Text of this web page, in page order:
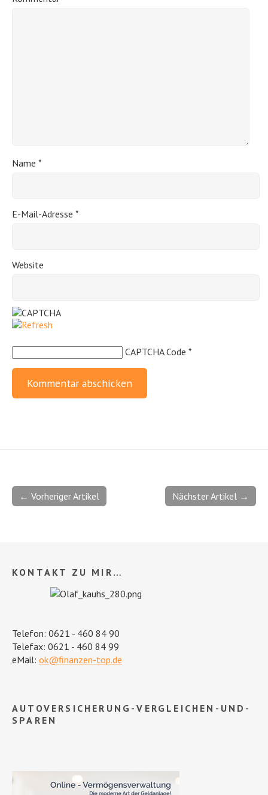
Name *
E-Mail-Adresse *
Website
CAPTCHA Code *
Nächster Artikel →
← Vorheriger Artikel
KONTAKT ZU MIR…
Telefon: 0621 - 460 84 90
Telefax: 0621 - 460 84 99
eMail: ok@finanzen-top.de
AUTOVERSICHERUNG-VERGLEICHEN-UND-
SPAREN